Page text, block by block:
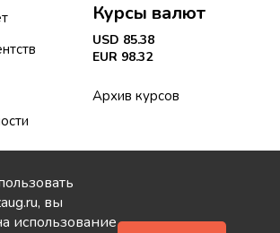
вы
использование
Курсы валют
USD 85.38
EUR 98.32
Архив курсов